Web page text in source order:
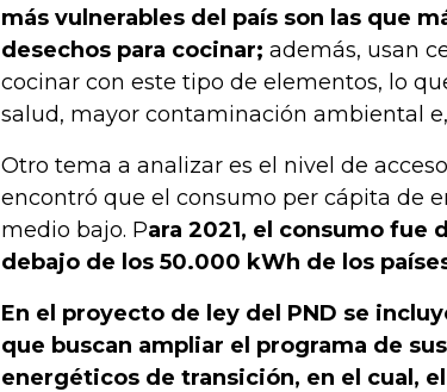
más vulnerables del país son las que
desechos para cocinar; además, usan
cocinar con este tipo de elementos, lo
salud, mayor contaminación ambiental
Otro tema a analizar es el nivel de
encontró que el consumo per cápita de
medio bajo. Para 2021, el consumo fue
debajo de los 50.000 kWh de los
En el proyecto de ley del PND se
que buscan ampliar el programa de
energéticos de transición, en el cual,